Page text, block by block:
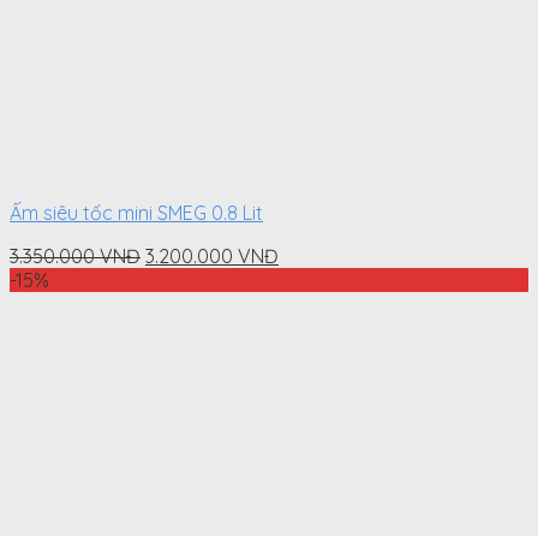
Ấm siêu tốc mini SMEG 0.8 Lit
3.350.000VNĐ Original
3.200.000 VNĐ
-15%